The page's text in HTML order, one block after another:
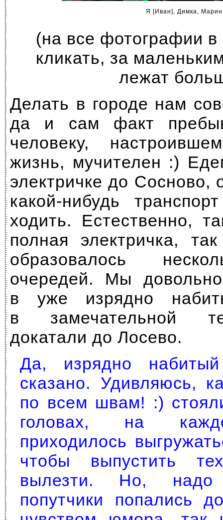
Я [Иван], Димка,
(на все фотографии
кликать, за
лежат
Делать в городе нам
да и сам факт
человеку,
жизнь, мучителен :)
электричке до Сосново,
какой-нибудь
ходить. Естественно,
полная электричка,
образовалось
очередей. Мы
в уже изрядно
в замечательной
докатали до Лосево.
Да, изрядно
сказано. Удивляюсь,
по всем швам! :)
головах, на
приходилось
чтобы выпустить
вылезти. Но, надо
попутчики попались